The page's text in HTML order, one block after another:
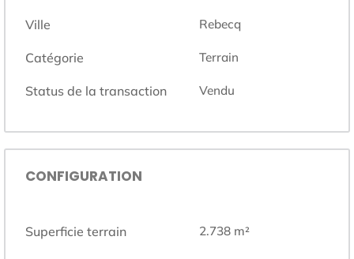
Ville Rebecq
Catégorie Terrain
Status de la transaction Vendu
CONFIGURATION
Superficie terrain 2.738 m²